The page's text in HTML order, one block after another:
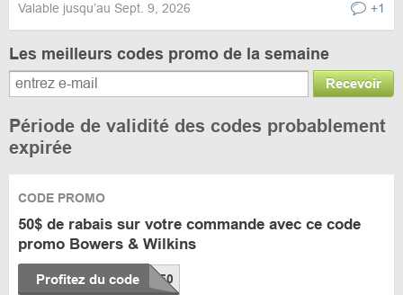
Valable jusqu’au Sept. 9, 2026 +1
Les meilleurs codes promo de la semaine
Recevoir
Période de validité des codes probablement
expirée
CODE PROMO
50$ de rabais sur votre commande avec ce code
promo Bowers & Wilkins
Profitez du code